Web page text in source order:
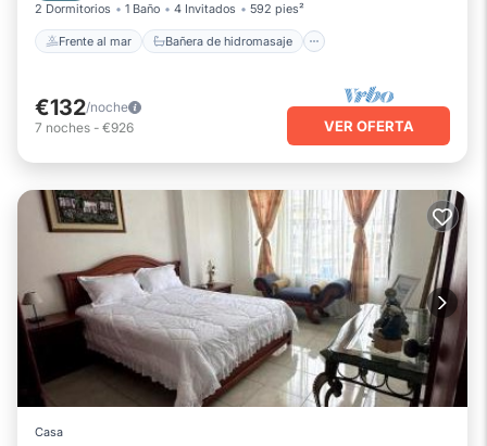
2 Dormitorios 1 Baño 4 Invitados 592 pies²
Frente al mar Bañera de hidromasaje
€132/noche
7 noches - €926 VER OFERTA
Casa